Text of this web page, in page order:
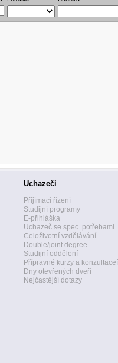
Uchazeči
Přijímací řízení
Studijní programy
E-přihláška
Uchazeč se spec. potřebami
Celoživotní vzdělávání
Double/joint degree
Studijní oddělení
Přípravné kurzy a konzultaceí
Dny otevřených dveří
Nejčastější dotazy